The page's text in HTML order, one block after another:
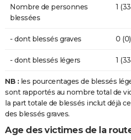
Nombre de personnes
blessées
1
- dont blessés graves 0 (0)
- dont blessés légers 1
NB : les pourcentages de blessés
sont rapportés au nombre total de
la part totale de blessés inclut déjà
des blessés graves.
Age des victimes de la